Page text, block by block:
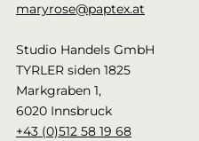
maryrose@paptex.at
Studio Handels GmbH
TYRLER siden 1825
Markgraben 1,
6020 Innsbruck
+43 (0)512 58 19 68